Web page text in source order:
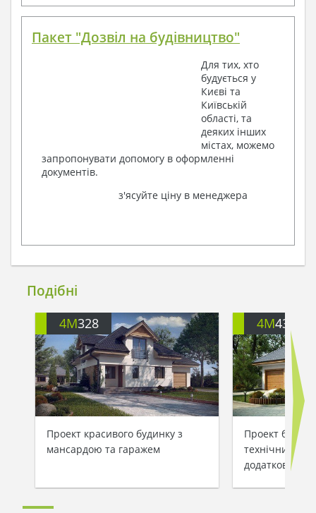
Пакет "Дозвіл на будівництво"
Для тих, хто
будується у
Києві та
Київській
області, та
деяких інших
містах, можемо
запропонувати допомогу в оформленні
документів.
з'ясуйте ціну в менеджера
Подібні
4M328
Проект красивого будинку з
мансардою та гаражем
4M430
Проект
технічним
додатковою